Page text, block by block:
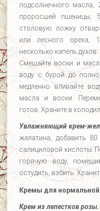
подсолнечного
проросшей пшеницы,
столовую ложку
или лесного
несколько капель духов.
Смешайте воски и
воду с бурой до
медленно вливайте
масла и воски.
готов. Храните в
Увлажняющий крем-
желатина, добавить
салициловой кислоты.
горячую воду,
остудить, взбить.
Кремы для
Крем из лепестков розы.